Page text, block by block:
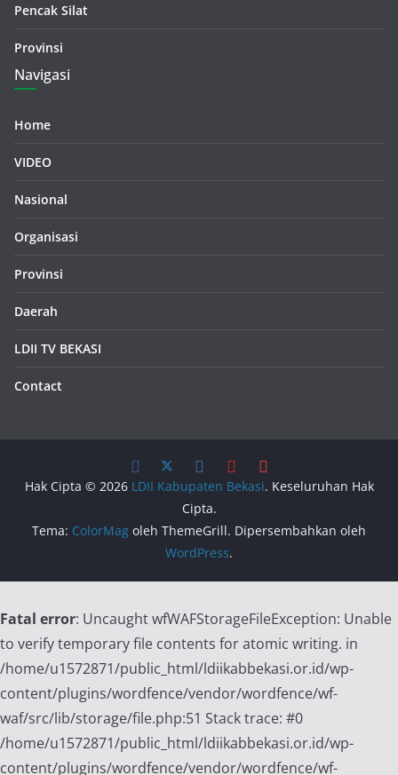
Pencak Silat
Provinsi
Navigasi
Home
VIDEO
Nasional
Organisasi
Provinsi
Daerah
LDII TV BEKASI
Contact
Hak Cipta © 2026 LDII Kabupaten Bekasi. Keseluruhan Hak
Cipta.
Tema: ColorMag oleh ThemeGrill. Dipersembahkan oleh
WordPress.
Fatal error: Uncaught wfWAFStorageFileException: Unable
to verify temporary file contents for atomic writing. in
/home/u1572871/public_html/ldiikabbekasi.or.id/wp-
content/plugins/wordfence/vendor/wordfence/wf-
waf/src/lib/storage/file.php:51 Stack trace: #0
/home/u1572871/public_html/ldiikabbekasi.or.id/wp-
content/plugins/wordfence/vendor/wordfence/wf-